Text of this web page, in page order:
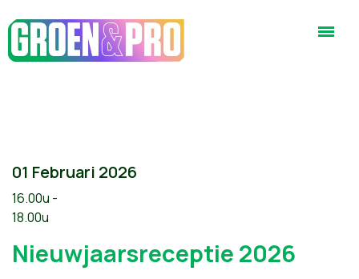
01 Februari 2026
16.00u -
18.00u
Nieuwjaarsreceptie 2026